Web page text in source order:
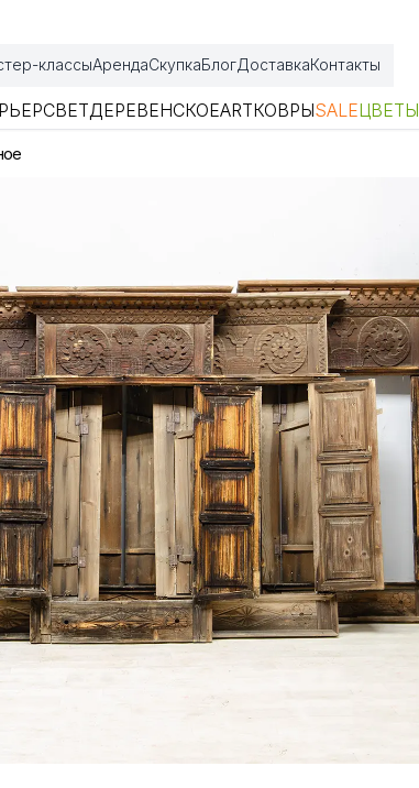
классыАрендаСкупкаБлогДоставкаКонтакты
СВЕТДЕРЕВЕНСКОЕARTКОВРЫSALEЦВЕТЫ